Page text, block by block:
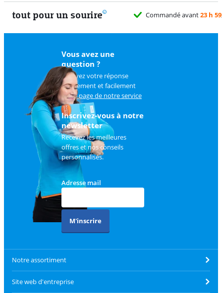
tout pour un sourire
Vous avez une
question ?
Trouvez votre réponse
rapidement et facilement
surla page de notre service
client.
Inscrivez-vous à notre
newsletter
Recevez les meilleures
offres et nos conseils
personnalisés.
Adresse mail
M'inscrire
Notre assortiment
Site web d'entreprise